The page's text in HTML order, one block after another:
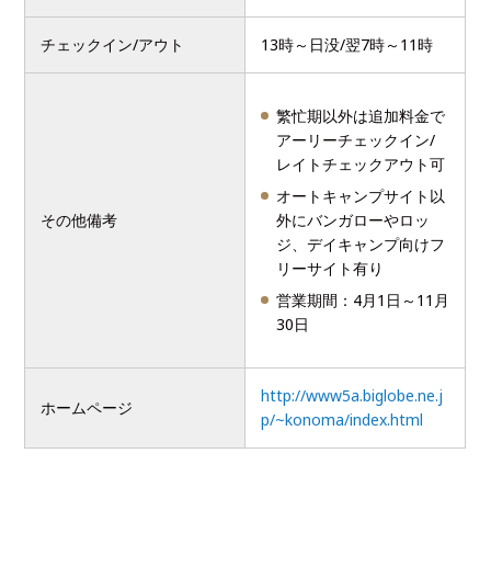
チェックイン/アウト 13時～日没/翌7時～11時
その他備考
繁忙期以外は追加料金で
アーリーチェックイン/
レイトチェックアウト可
オートキャンプサイト以
外にバンガローやロッ
ジ、デイキャンプ向けフ
リーサイト有り
営業期間：4月1日～11月
30日
ホームページ
http://www5a.biglobe.ne.j
p/~konoma/index.html